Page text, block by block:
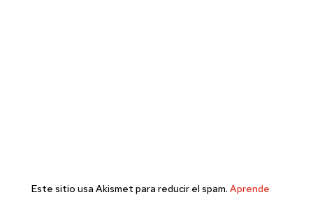
Este sitio usa Akismet para reducir el spam. Aprende